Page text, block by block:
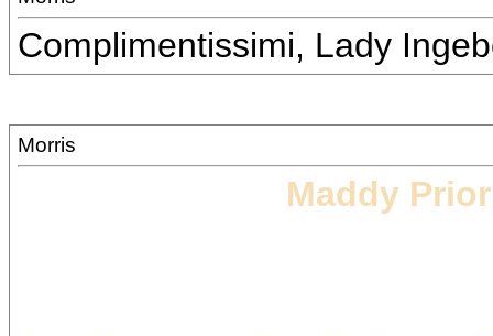
Complimentissimi, Lady
Morris
Maddy